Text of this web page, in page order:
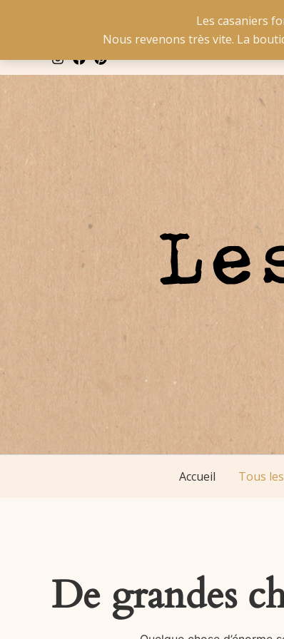
La livraison est
Les casaniers
Nous revenons très vite. La
Accueil Tous
De grandes